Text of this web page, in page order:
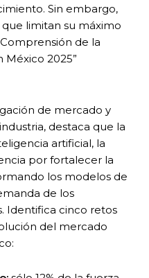
Sin embargo,
limitan su máximo
de la
México 2025”
de mercado y
destaca que la
artificial, la
por fortalecer la
los modelos de
de los
Identifica cinco retos
del mercado